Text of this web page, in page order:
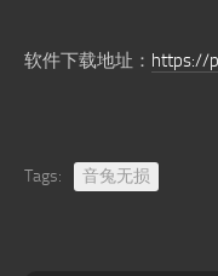
软件下载地址： https://
Tags: 音兔无损